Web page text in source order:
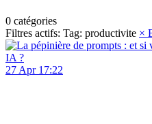
0 catégories
Filtres actifs: Tag: productivite ×
27 Apr 17:22